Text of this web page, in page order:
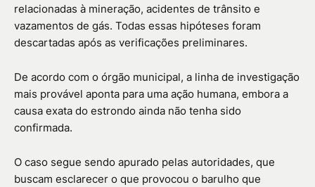
relacionadas à mineração, acidentes de trânsito e
vazamentos de gás. Todas essas hipóteses foram
descartadas após as verificações preliminares.
De acordo com o órgão municipal, a linha de investigação
mais provável aponta para uma ação humana, embora a
causa exata do estrondo ainda não tenha sido
confirmada.
O caso segue sendo apurado pelas autoridades, que
buscam esclarecer o que provocou o barulho que